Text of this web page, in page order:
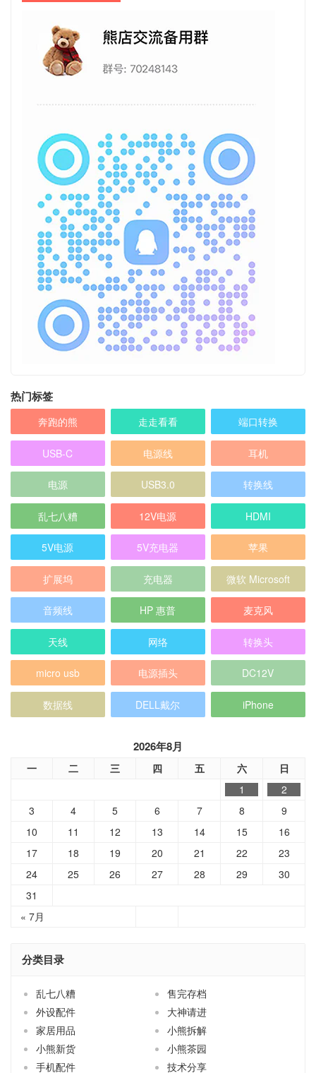
热门标签
奔跑的熊 走走看看 端口转换
USB-C 电源线 耳机
电源 USB3.0 转换线
乱七八糟 12V电源 HDMI
5V电源 5V充电器 苹果
扩展坞 充电器 微软 Microsoft
音频线 HP 惠普 麦克风
天线 网络 转换头
micro usb 电源插头 DC12V
数据线 DELL戴尔 iPhone
2026年8月
一 二 三 四 五 六 日
« 7月
1
2
3
4 5 6 7 8
9
10
11 12 13 14 15
16
17
18 19 20 21 22
23
24
25 26 27 28 29
30
31
分类目录
乱七八糟
售完存档
外设配件
大神请进
家居用品
小熊拆解
小熊新货
小熊茶园
手机配件
技术分享